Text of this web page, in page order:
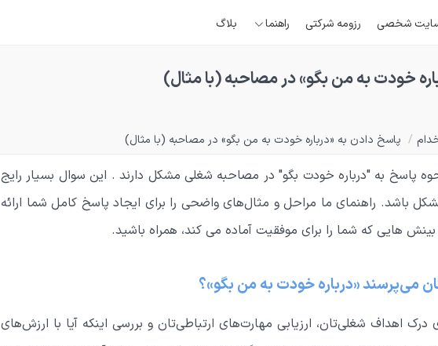
شخصی رزومه شرکتی راهنما بلاگ
خودت به من بگو» در مصاحبه (با مثال)
/ پاسخ دادن به «درباره خودت به من بگو» در مصاحبه (با مثال)
پاسخ به "درباره خودت بگو" در مصاحبه شغلی مشکل دارند . این سوال بسیار رایج
باشد. راهنمای ما مراحل و مثال‌های واضحی را برای ایجاد پاسخ کامل شما ارائه
هایی که شما را برای موفقیت آماده می کند، همراه باشید.
می‌پرسند «درباره خودت به من بگو»؟
درک اهداف شغلی‌تان، ارزیابی مهارت‌های ارتباطی‌تان و بررسی اینکه آیا با ارزش‌های